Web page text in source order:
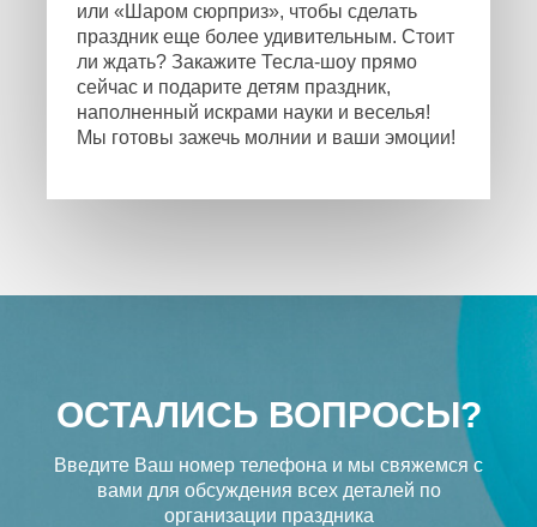
или «Шаром сюрприз», чтобы сделать
праздник еще более удивительным. Стоит
ли ждать? Закажите Тесла-шоу прямо
сейчас и подарите детям праздник,
наполненный искрами науки и веселья!
Мы готовы зажечь молнии и ваши эмоции!
ОСТАЛИСЬ ВОПРОСЫ?
Введите Ваш номер телефона и мы свяжемся с
вами для обсуждения всех деталей по
организации праздника